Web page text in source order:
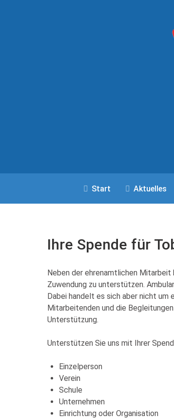
Start Aktuelles
Ihre Spende für
Neben der ehrenamtlichen
Zuwendung zu unterstützen.
Dabei handelt es sich aber nicht um
Mitarbeitenden und die
Unterstützung.
Unterstützen Sie uns mit Ihrer
Einzelperson
Verein
Schule
Unternehmen
Einrichtung oder Organisation